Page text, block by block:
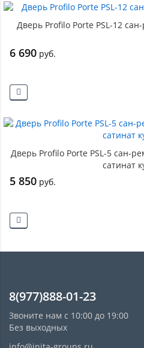
Дверь Profilo Porte PSL-12
6 690 руб.
Дверь Profilo Porte PSL-5 сан-
сатинат
5 850 руб.
8(977)888-01-23
Звоните нам с 10:00 до 19:00
Без выходных